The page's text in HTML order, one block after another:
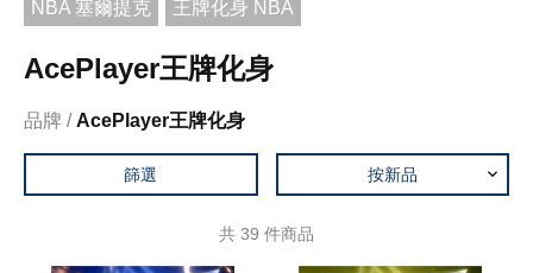
NBA 塞爾提克 王牌化身 NBA
AcePlayer王牌化身
品牌 AcePlayer王牌化身
篩選 按新品
共 39 件商品